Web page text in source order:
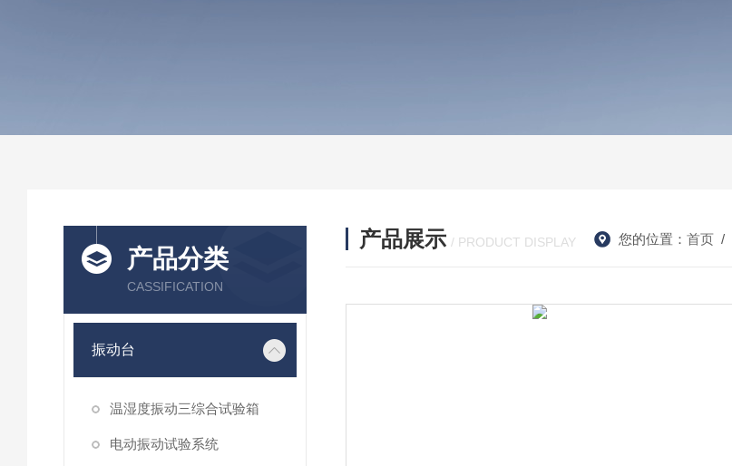
产品分类
CASSIFICATION
振动台
温湿度振动三综合试验箱
电动振动试验系统
产品展示 / PRODUCT DISPLAY 您的位置： 首页/